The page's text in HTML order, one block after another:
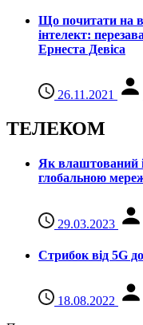
Що почитати на
інтелект:
Ернеста Девіса
26.11.2021
ТЕЛЕКОМ
Як влаштований
глобальною
29.03.2023
Стрибок від 5G
18.08.2022